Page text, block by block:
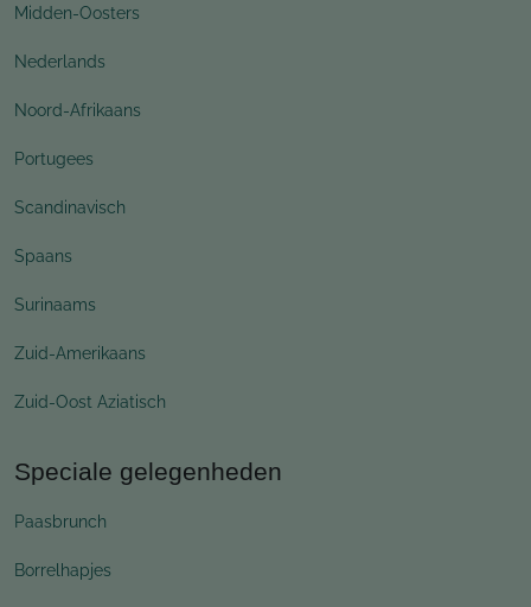
Midden-Oosters
Nederlands
Noord-Afrikaans
Portugees
Scandinavisch
Spaans
Surinaams
Zuid-Amerikaans
Zuid-Oost Aziatisch
Speciale gelegenheden
Paasbrunch
Borrelhapjes